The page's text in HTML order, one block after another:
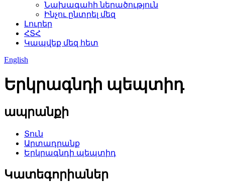
Նախագահի ներածություն
Ինչու ընտրել մեզ
Լուրեր
ՀՏՀ
Կապվեք մեզ հետ
English
Երկրագնդի պեպտիդ
ապրանքի
Տուն
Արտադրանք
Երկրագնդի պեպտիդ
Կատեգորիաներ